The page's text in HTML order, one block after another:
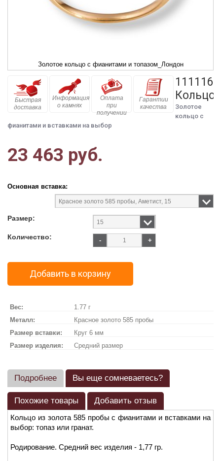
Золотое кольцо с фианитами и топазом_Лондон
Быстрая
доставка
Информация
о камнях
Оплата
при
получении
Гарантии
качества
111116
Кольцо
Золотое
кольцо с
фианитами и вставками на выбор
23 463 руб.
Основная вставка:
Размер:
Количество: - +
Добавить в корзину
Вес:
1.77 г
Металл:
Красное золото 585 пробы
Размер вставки:
Круг 6 мм
Размер изделия:
Средний размер
Подробнее Вы еще сомневаетесь?
Похожие товары Добавить отзыв
Кольцо из золота 585 пробы с фианитами и вставками на
выбор: топаз или гранат.
Родирование. Средний вес изделия - 1,77 гр.